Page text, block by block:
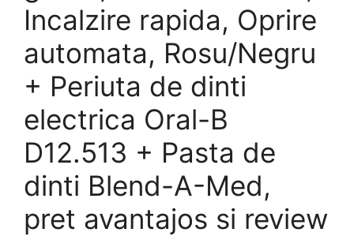
Incalzire rapida, Oprire
automata, Rosu/Negru
+ Periuta de dinti
electrica Oral-B
D12.513 + Pasta de
dinti Blend-A-Med,
pret avantajos si review